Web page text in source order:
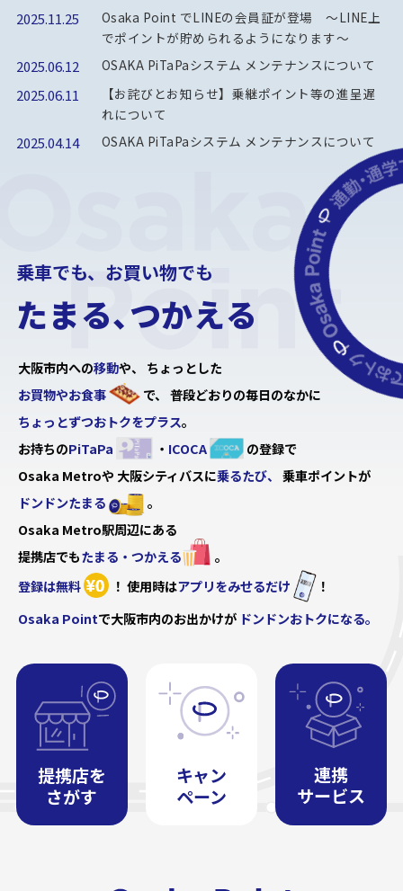
2025.11.25
Osaka Point でLINEの会員証が登場 ～LINE上
でポイントが貯められるようになります～
2025.06.12 OSAKA PiTaPaシステム メンテナンスについて
2025.06.11
【お詫びとお知らせ】乗継ポイント等の進呈遅
れについて
2025.04.14 OSAKA PiTaPaシステム メンテナンスについて
乗車でも、お買い物でも
たまる、つかえる
大阪市内への移動や、
ちょっとした
お買物やお食事
で、
普段どおりの毎日のなかに
ちょっとずつおトクをプラス。
お持ちのPiTaPa ・ ICOCA
の登録で
Osaka Metroや 大阪シティバスに乗るたび、
乗車ポイントが
ドンドンたまる
。
Osaka Metro駅周辺にある
提携店でもたまる・つかえる
。
登録は無料
！ 使用時はアプリをみせるだけ
！
Osaka Pointで大阪市内のお出かけが ドンドンおトクになる。
提携店を
さがす
キャン
ペーン
連携
サービス